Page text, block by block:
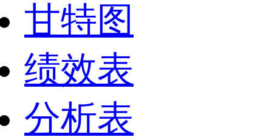
甘特图
绩效表
分析表